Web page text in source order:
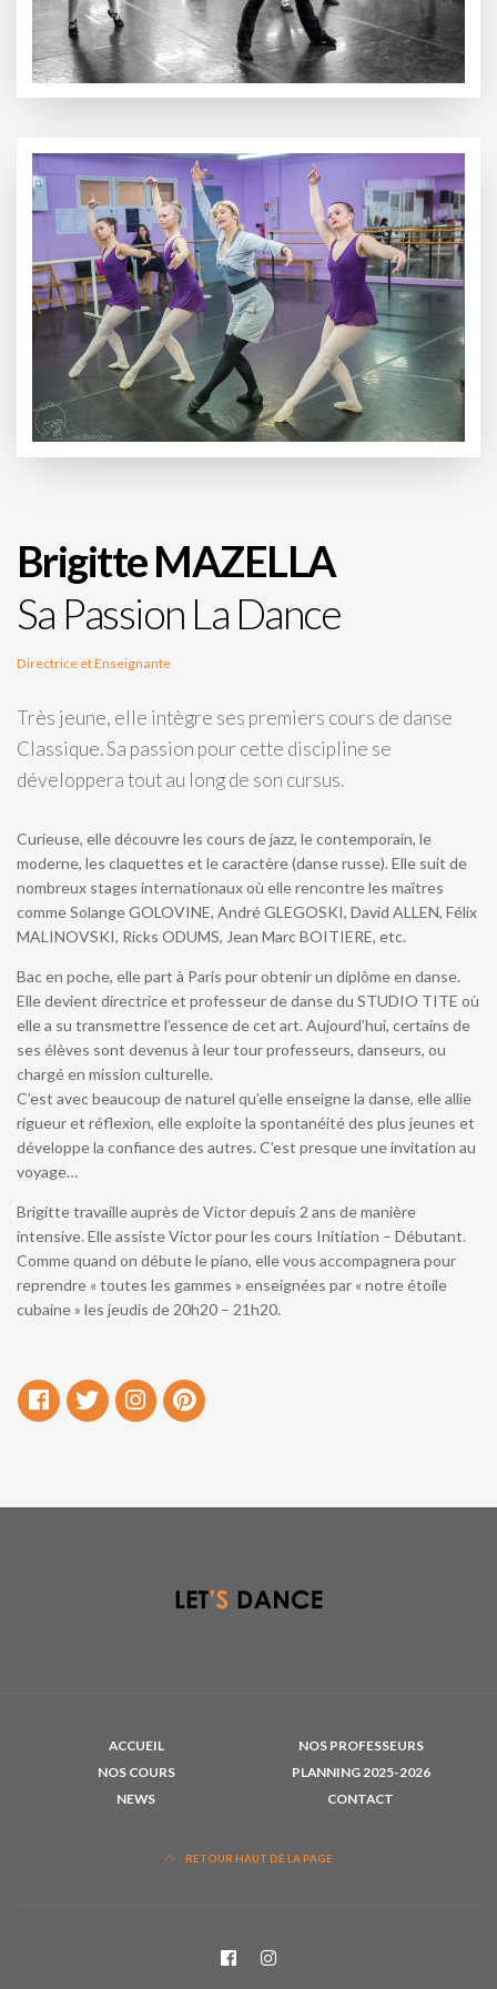
Brigitte MAZELLA
Sa Passion La Dance
Directrice et Enseignante
Très jeune, elle intègre ses premiers cours de danse
Classique. Sa passion pour cette discipline se
développera tout au long de son cursus.
Curieuse, elle découvre les cours de jazz, le contemporain, le
moderne, les claquettes et le caractère (danse russe). Elle suit de
nombreux stages internationaux où elle rencontre les maîtres
comme Solange GOLOVINE, André GLEGOSKI, David ALLEN, Félix
MALINOVSKI, Ricks ODUMS, Jean Marc BOITIERE, etc.
Bac en poche, elle part à Paris pour obtenir un diplôme en danse.
Elle devient directrice et professeur de danse du STUDIO TITE où
elle a su transmettre l’essence de cet art. Aujourd’hui, certains de
ses élèves sont devenus à leur tour professeurs, danseurs, ou
chargé en mission culturelle.
C’est avec beaucoup de naturel qu’elle enseigne la danse, elle allie
rigueur et réflexion, elle exploite la spontanéité des plus jeunes et
développe la confiance des autres. C’est presque une invitation au
voyage…
Brigitte travaille auprès de Victor depuis 2 ans de manière
intensive. Elle assiste Victor pour les cours Initiation – Débutant.
Comme quand on débute le piano, elle vous accompagnera pour
reprendre « toutes les gammes » enseignées par « notre étoile
cubaine » les jeudis de 20h20 – 21h20.
ACCUEIL
NOS PROFESSEURS
NOS COURS
PLANNING 2025-2026
NEWS
CONTACT
RETOUR HAUT DE LA PAGE